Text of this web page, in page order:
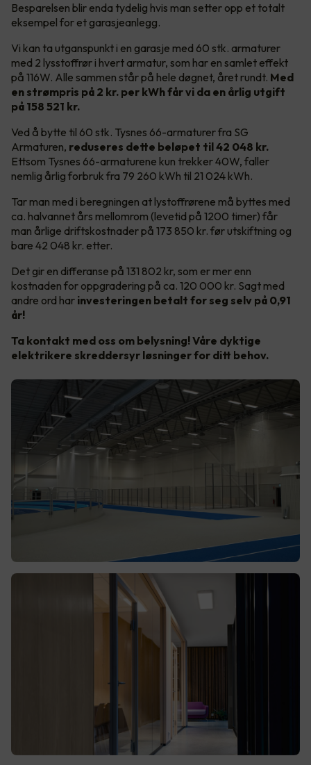
Besparelsen blir enda tydelig hvis man setter opp et totalt
eksempel for et garasjeanlegg.
Vi kan ta utganspunkt i en garasje med 60 stk. armaturer
med 2 lysstoffrør i hvert armatur, som har en samlet effekt
på 116W. Alle sammen står på hele døgnet, året rundt. Med
en strømpris på 2 kr. per kWh får vi da en årlig utgift
på 158 521 kr.
Ved å bytte til 60 stk. Tysnes 66-armaturer fra SG
Armaturen, reduseres dette beløpet til 42 048 kr.
Ettsom Tysnes 66-armaturene kun trekker 40W, faller
nemlig årlig forbruk fra 79 260 kWh til 21 024 kWh.
Tar man med i beregningen at lystoffrørene må byttes med
ca. halvannet års mellomrom (levetid på 1200 timer) får
man årlige driftskostnader på 173 850 kr. før utskiftning og
bare 42 048 kr. etter.
Det gir en differanse på 131 802 kr, som er mer enn
kostnaden for oppgradering på ca. 120 000 kr. Sagt med
andre ord har investeringen betalt for seg selv på 0,91
år!
Ta kontakt med oss om belysning! Våre dyktige
elektrikere skreddersyr løsninger for ditt behov.